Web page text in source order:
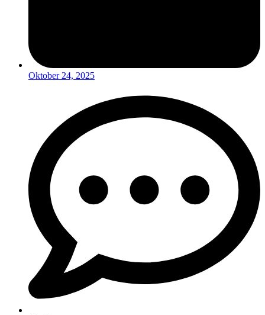
Oktober 24, 2025